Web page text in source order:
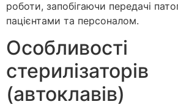
роботи, запобігаючи передачі
пацієнтами та персоналом.
Особливості
стерилізаторів
(автоклавів)